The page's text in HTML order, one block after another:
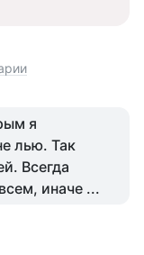
я
лью. Так
Всегда
иначе ...